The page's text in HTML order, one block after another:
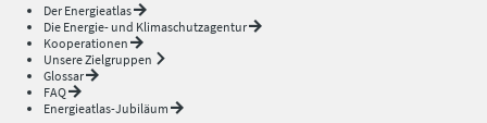
Der Energieatlas
Die Energie- und Klimaschutzagentur
Kooperationen
Unsere Zielgruppen
Glossar
FAQ
Energieatlas-Jubiläum